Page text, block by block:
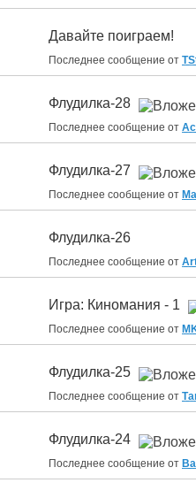
Давайте поиграем!
Последнее сообщение от
Флудилка-28
Последнее сообщение от
Флудилка-27
Последнее сообщение от
Флудилка-26
Последнее сообщение от
Игра: Киномания - 1
Последнее сообщение от
Флудилка-25
Последнее сообщение от
Флудилка-24
Последнее сообщение от